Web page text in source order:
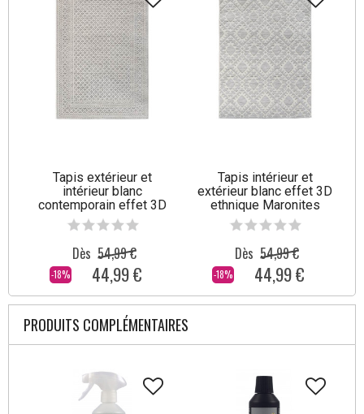
Tapis extérieur et
intérieur blanc
contemporain effet 3D
Couvin
-18%
Dès 54,99 €
44,99 €
Tapis intérieur et
extérieur blanc effet 3D
ethnique Maronites
-18%
Dès 54,99 €
44,99 €
PRODUITS COMPLÉMENTAIRES